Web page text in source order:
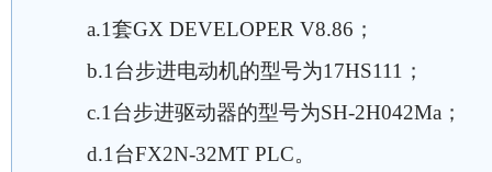
a.1套GX DEVELOPER V8.86；
b.1台步进电动机的型号为17HS111；
c.1台步进驱动器的型号为SH-2H042Ma；
d.1台FX2N-32MT PLC。